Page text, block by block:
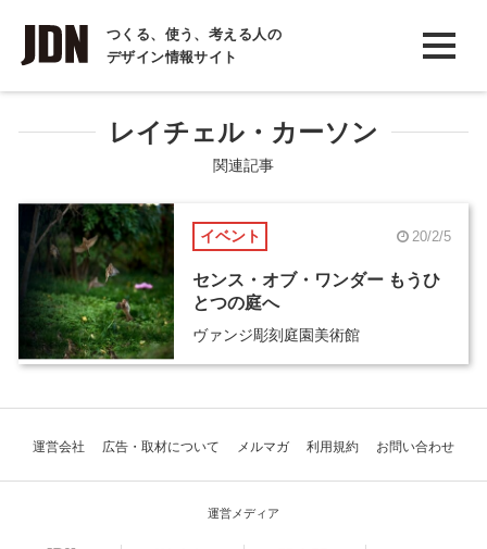
つくる、使う、考える人の
デザイン情報サイト
INTERVIEW
インタビュー
REPORT
COLUMN
コラム
レイチェル・カーソン
関連記事
イベント 20/2/5
センス・オブ・ワンダー もうひ
とつの庭へ
ヴァンジ彫刻庭園美術館
運営会社 広告・取材について メルマガ 利用規約 お問い合わせ
運営メディア